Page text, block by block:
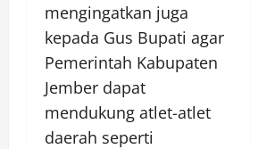
mengingatkan juga
kepada Gus Bupati agar
Pemerintah Kabupaten
Jember dapat
mendukung atlet-atlet
daerah seperti